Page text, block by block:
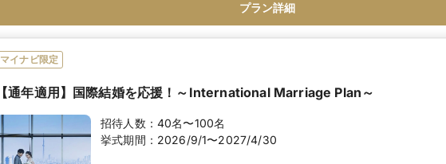
プラン詳細
マイナビ限定
【通年適用】国際結婚を応援！～International Marriage Plan～
招待人数： 40名〜100名
挙式期間： 2026/9/1〜2027/4/30